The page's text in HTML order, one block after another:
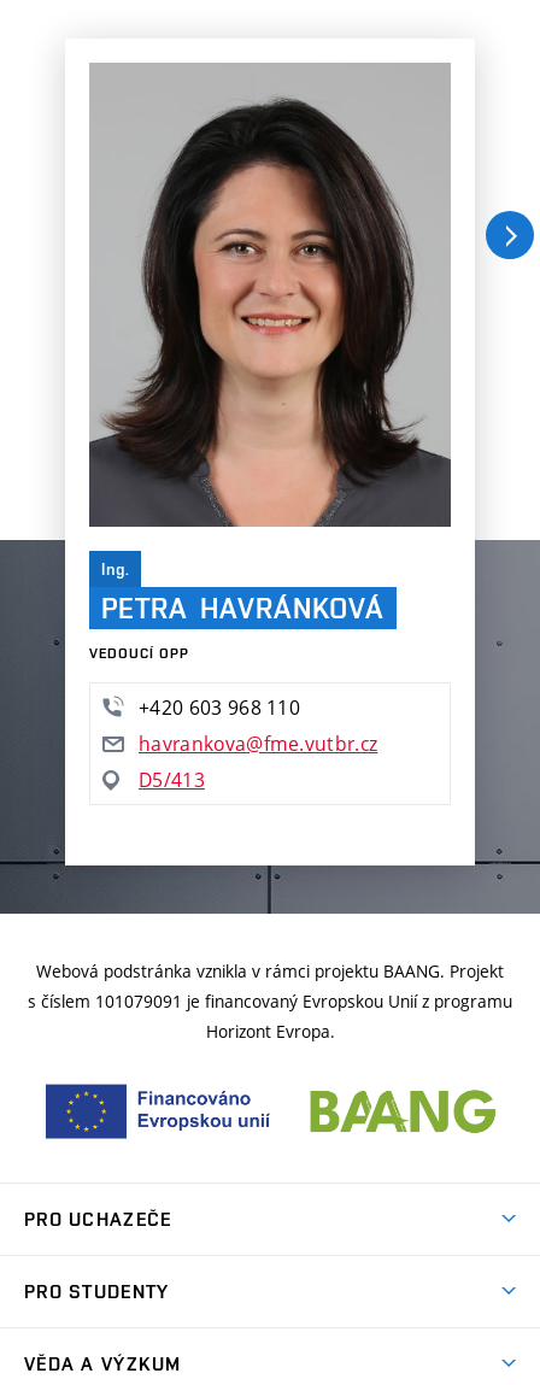
Ing.
PETRA HAVRÁNKOVÁ
VEDOUCÍ OPP
+420 603 968 110
havrankova@fme.vutbr.cz
D5/413
Webová podstránka vznikla v rámci projektu BAANG. Projekt
s číslem 101079091 je financovaný Evropskou Unií z programu
Horizont Evropa.
PRO UCHAZEČE
Ambasadoři studia
PRO STUDENTY
VĚDA A VÝZKUM